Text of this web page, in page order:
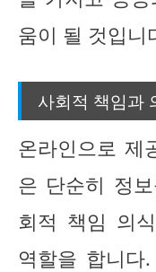
움이 될 것입니
사회적 책임과
온라인으로 제
은 단순히 정
회적 책임 의
역할을 합니다